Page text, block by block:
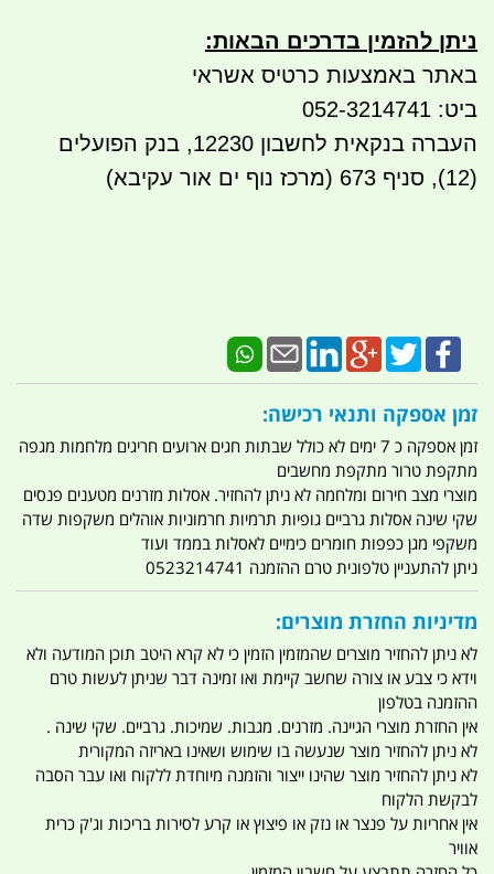
ניתן להזמין בדרכים הבאות:
באתר באמצעות כרטיס אשראי
ביט: 052-3214741
העברה בנקאית לחשבון 12230, בנק הפועלים
(12), סניף 673 (מרכז נוף ים אור עקיבא)
זמן אספקה ותנאי רכישה:
זמן אספקה כ 7 ימים לא כולל שבתות חגים ארועים חריגים מלחמות מגפה
מתקפת טרור מתקפת מחשבים
מוצרי מצב חירום ומלחמה לא ניתן להחזיר. אסלות מזרנים מטענים פנסים
שקי שינה אסלות גרביים גופיות תרמיות חרמוניות אוהלים משקפות שדה
משקפי מגן כפפות חומרים כימיים לאסלות בממד ועוד
ניתן להתעניין טלפונית טרם ההזמנה 0523214741
מדיניות החזרת מוצרים:
לא ניתן להחזיר מוצרים שהמזמין הזמין כי לא קרא היטב תוכן המודעה ולא
וידא כי צבע או צורה שחשב קיימת ואו זמינה דבר שניתן לעשות טרם
ההזמנה בטלפון
אין החזרת מוצרי הגיינה. מזרנים. מגבות. שמיכות. גרביים. שקי שינה .
לא ניתן להחזיר מוצר שנעשה בו שימוש ושאינו באריזה המקורית
לא ניתן להחזיר מוצר שהינו ייצור והזמנה מיוחדת ללקוח ואו עבר הסבה
לבקשת הלקוח
אין אחריות על פנצר או נזק או פיצוץ או קרע לסירות בריכות וג'ק כרית
אוויר